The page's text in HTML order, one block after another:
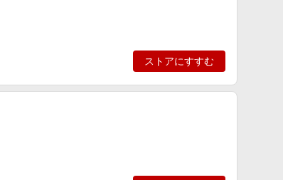
ストアにすすむ